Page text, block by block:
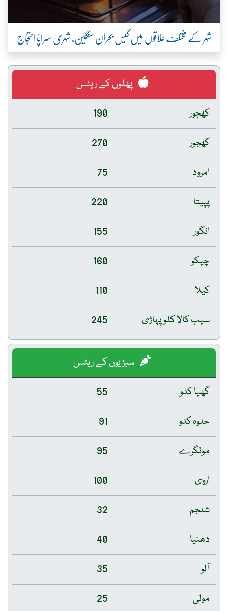
شہر کے مختلف علاقوں میں گیس بحران سنگین، شہری سراپا احتجاج
پھلوں کے ریٹس
کھجور
190
کھجور
270
امرود
75
پپیتا
220
انگور
155
چیکو
160
کیلا
110
سیب کالا کلو پہاڑی
245
سبزیوں کے ریٹس
گھیا کدو
55
حلوہ کدو
91
مونگرے
95
اروی
100
شلجم
32
دھنیا
40
آلو
35
مولی
25